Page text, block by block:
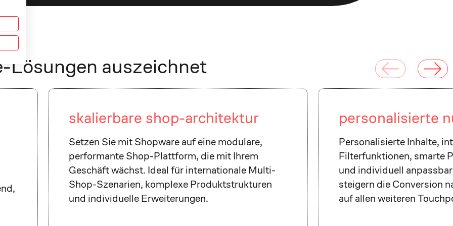
Lösungen auszeichnet
skalierbare shop-architektur
Setzen Sie mit Shopware auf eine modulare,
performante Shop-Plattform, die mit Ihrem
Geschäft wächst. Ideal für internationale Multi-
Shop-Szenarien, komplexe Produktstrukturen
und individuelle Erweiterungen.
personalisierte
Personalisierte Inhalte,
Filterfunktionen, smarte
und individuell
steigern die Conversion
auf allen weiteren